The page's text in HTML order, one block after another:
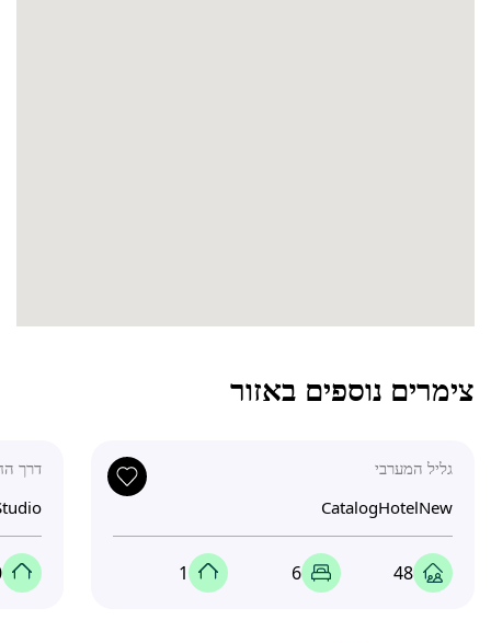
צימרים נוספים באזור
גליל המערבי
CatalogHotelNew
48
6
1
דרך